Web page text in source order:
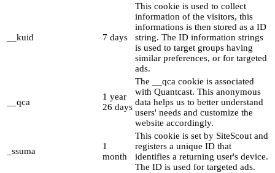
__kuid 7 days
This cookie is used to collect
information of the visitors, this
informations is then stored as a ID
string. The ID information strings
is used to target groups having
similar preferences, or for targeted
ads.
__qca
1 year
26 days
The __qca cookie is associated
with Quantcast. This anonymous
data helps us to better understand
users' needs and customize the
website accordingly.
_ssuma
1
month
This cookie is set by SiteScout and
registers a unique ID that
identifies a returning user's device.
The ID is used for targeted ads.